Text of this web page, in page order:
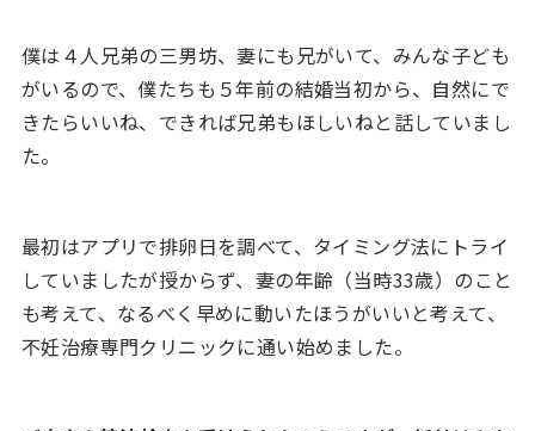
僕は４人兄弟の三男坊、妻にも兄がいて、みんな子ども
がいるので、僕たちも５年前の結婚当初から、自然にで
きたらいいね、できれば兄弟もほしいねと話していまし
た。
最初はアプリで排卵日を調べて、タイミング法にトライ
していましたが授からず、妻の年齢（当時33歳）のこと
も考えて、なるべく早めに動いたほうがいいと考えて、
不妊治療専門クリニックに通い始めました。